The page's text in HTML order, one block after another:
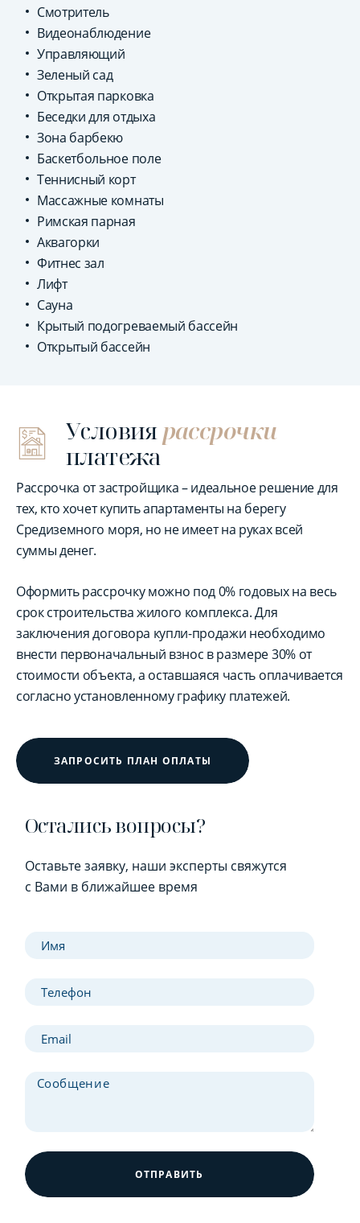
Смотритель
Видеонаблюдение
Управляющий
Зеленый сад
Открытая парковка
Беседки для отдыха
Зона барбекю
Баскетбольное поле
Теннисный корт
Массажные комнаты
Римская парная
Аквагорки
Фитнес зал
Лифт
Сауна
Крытый подогреваемый бассейн
Открытый бассейн
Условиярассрочки
платежа
Рассрочка от застройщика – идеальное решение для
тех, кто хочет купить апартаменты на берегу
Средиземного моря, но не имеет на руках всей
суммы денег.
Оформить рассрочку можно под 0% годовых на весь
срок строительства жилого комплекса. Для
заключения договора купли-продажи необходимо
внести первоначальный взнос в размере 30% от
стоимости объекта, а оставшаяся часть оплачивается
согласно установленному графику платежей.
ЗАПРОСИТЬ ПЛАН ОПЛАТЫ
Остались вопросы?
Оставьте заявку, наши эксперты свяжутся
с Вами в ближайшее время
ОТПРАВИТЬ